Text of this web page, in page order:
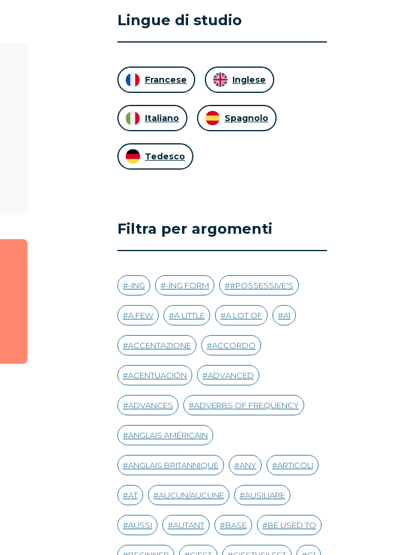
Lingue di studio
Francese Inglese
Italiano Spagnolo
Tedesco
Filtra per argomenti
-ING -ING FORM #POSSESSIVE'S
A FEW A LITTLE A LOT OF A1
ACCENTAZIONE ACCORDO
ACENTUACIÓN ADVANCED
ADVANCES ADVERBS OF FREQUENCY
ANGLAIS AMÉRICAIN
ANGLAIS BRITANNIQUE ANY ARTICOLI
AT AUCUN/AUCUNE AUSILIARE
AUSSI AUTANT BASE BE USED TO